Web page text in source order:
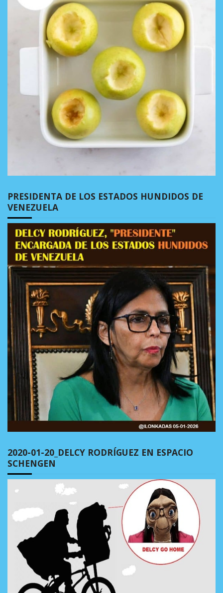
PRESIDENTA DE LOS ESTADOS HUNDIDOS DE
VENEZUELA
2020-01-20_DELCY RODRÍGUEZ EN ESPACIO
SCHENGEN